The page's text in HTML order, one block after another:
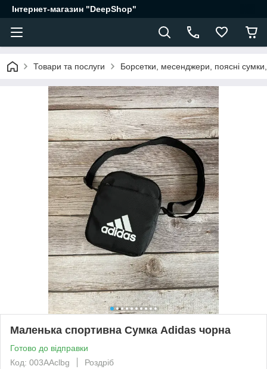
Інтернет-магазин "DeepShop"
Товари та послуги Борсетки, месенджери, поясні сумки,
Маленька спортивна Сумка Adidas чорна
Готово до відправки
Код: 003AAclbg
Роздріб